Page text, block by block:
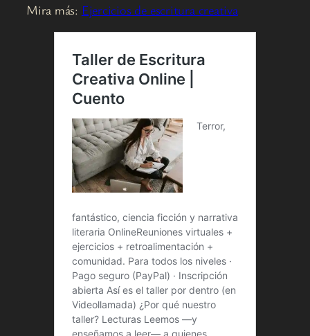
Mira más: Ejercicios de escritura creativa